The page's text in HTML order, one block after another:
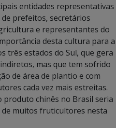
entidades representativas
prefeitos, secretários
e representantes do
desta cultura para a
três estados do Sul, que gera
mas que tem sofrido
de área de plantio e com
cada vez mais estreitas.
produto chinês no Brasil seria
de muitos fruticultores nesta